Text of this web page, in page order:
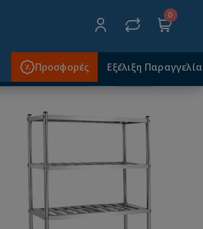
0
Προσφορές Εξέλιξη
Ράφια-Ραφιέρες